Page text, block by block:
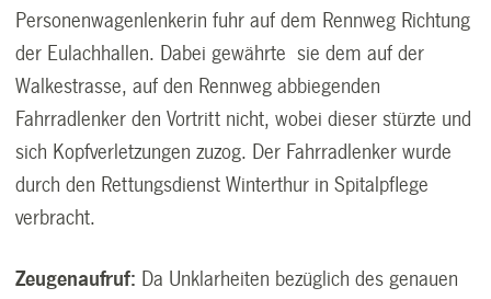
Personenwagenlenkerin fuhr auf dem Rennweg Richtung
der Eulachhallen. Dabei gewährte sie dem auf der
Walkestrasse, auf den Rennweg abbiegenden
Fahrradlenker den Vortritt nicht, wobei dieser stürzte und
sich Kopfverletzungen zuzog. Der Fahrradlenker wurde
durch den Rettungsdienst Winterthur in Spitalpflege
verbracht.
Zeugenaufruf: Da Unklarheiten bezüglich des genauen